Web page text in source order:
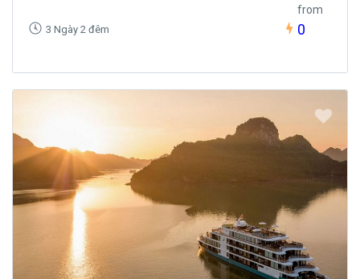
3 Ngày 2 đêm
from
0